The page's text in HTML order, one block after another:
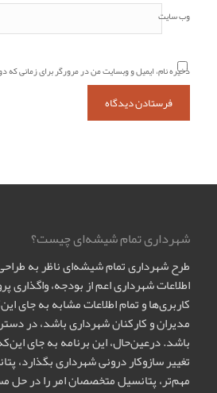
وب‌ سایت
ذخیره نام، ایمیل و وبسایت من در مرورگر برای زمانی که
شهرداری تمام شیشه‌ای چیست؟
طرح شهرداری تمام شیشه‌ای ناظر به
اطلاعات شهرداری اعم از بودجه، واگذاری
کاربری‌ها و تمام اطلاعات مشابه به جای
مدیران و کارکنان شهرداری باشد، در
باشد. درعین‌حال، این برنامه به جای
تغییر سازوکار درونی شهرداری بگذارد،
مهم‌تر، پتانسیل متخصصان امر را در حل